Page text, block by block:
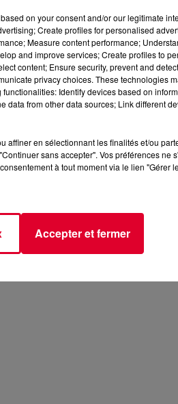
on your consent and/or our legitimate
Create profiles for personalised
Measure content performance;
and improve services; Create profiles to
content; Ensure security, prevent and
privacy choices. These technologies
Identify devices based on
from other data sources; Link different
affiner en sélectionnant les finalités et/ou
sans accepter". Vos préférences ne
à tout moment via le lien "Gérer
Accepter et fermer